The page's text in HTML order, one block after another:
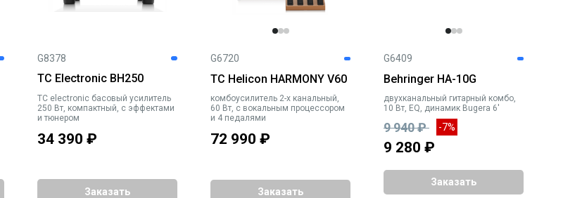
G8378
TC Electronic BH250
TC electronic басовый усилитель
250 Вт, компактный, с эффектами
и тюнером
34 390 ₽
Заказать
G6720
TC Helicon HARMONY V60
комбоусилитель 2-х канальный,
60 Вт, с вокальным процессором
и 4 педалями
72 990 ₽
Заказать
G6409
Behringer HA-10G
двухканальный гитарный комбо,
10 Вт, EQ, динамик Bugera 6'
9 940 ₽ -7%
9 280 ₽
Заказать